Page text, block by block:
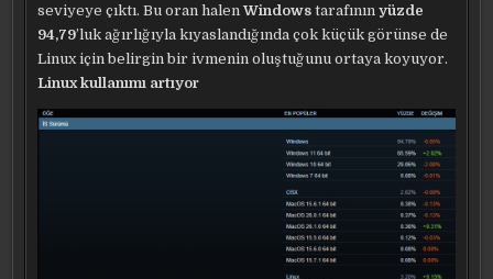
seviyeye çıktı. Bu oran halenWindows tarafınınyüzde
94,79’luk ağırlığıyla kıyaslandığında çok küçük görünse de
Linux için belirgin bir ivmenin oluştuğunu ortaya koyuyor.
Linux kullanımı artıyor